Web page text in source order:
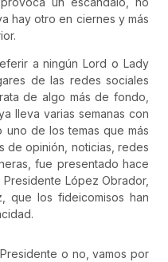
hay otro en ciernes y más
a ningún Lord o Lady
de las redes sociales
de algo más de fondo,
lleva varias semanas con
uno de los temas que más
de opinión, noticias, redes
fue presentado hace
López Obrador,
que los fideicomisos han
o no, vamos por